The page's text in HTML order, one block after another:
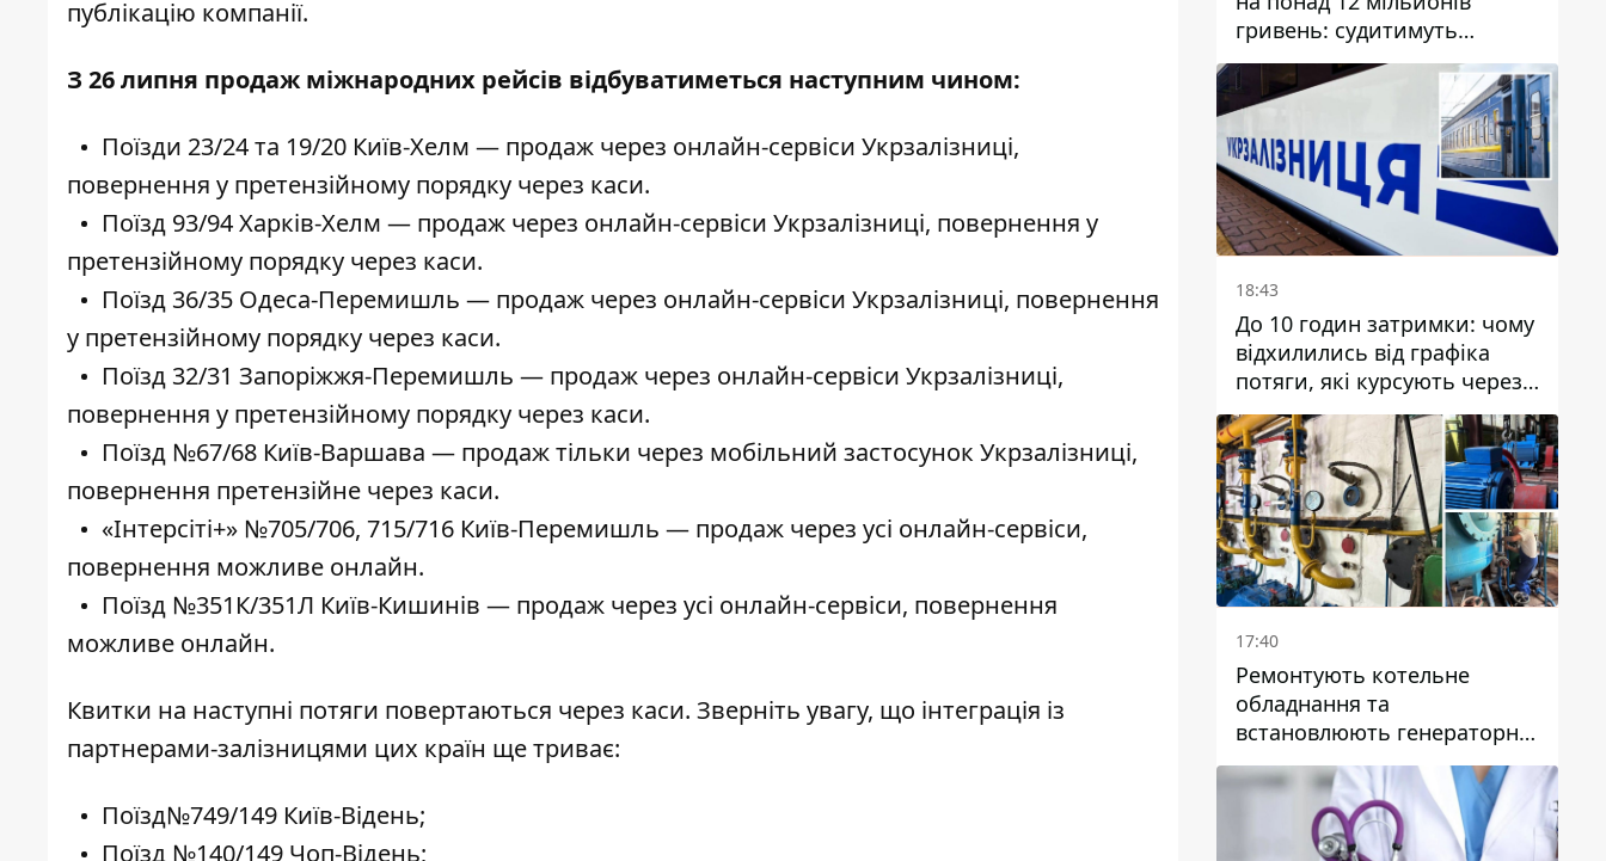
публікацію компанії.
З 26 липня продаж міжнародних рейсів відбуватиметься наступним чином:
Поїзди 23/24 та 19/20 Київ-Хелм — продаж через онлайн-сервіси Укрзалізниці,
повернення у претензійному порядку через каси.
Поїзд 93/94 Харків-Хелм — продаж через онлайн-сервіси Укрзалізниці, повернення у
претензійному порядку через каси.
Поїзд 36/35 Одеса-Перемишль — продаж через онлайн-сервіси Укрзалізниці, повернення
у претензійному порядку через каси.
Поїзд 32/31 Запоріжжя-Перемишль — продаж через онлайн-сервіси Укрзалізниці,
повернення у претензійному порядку через каси.
Поїзд №67/68 Київ-Варшава — продаж тільки через мобільний застосунок Укрзалізниці,
повернення претензійне через каси.
«Інтерсіті+» №705/706, 715/716 Київ-Перемишль — продаж через усі онлайн-сервіси,
повернення можливе онлайн.
Поїзд №351К/351Л Київ-Кишинів — продаж через усі онлайн-сервіси, повернення
можливе онлайн.
Квитки на наступні потяги повертаються через каси. Зверніть увагу, що інтеграція із
партнерами-залізницями цих країн ще триває:
Поїзд№749/149 Київ-Відень;
Поїзд №140/149 Чоп-Відень;
гривень: судитимуть
дніпрянина, який
організував
транснаціональну злочинну
організацію
18:43
До 10 годин затримки: чому
відхилились від графіка
потяги, які курсують через
Дніпро та область
17:40
Ремонтують котельне
обладнання та
встановлюють генераторні
установки: як у Дніпрі
готуються до
опалювального сезону